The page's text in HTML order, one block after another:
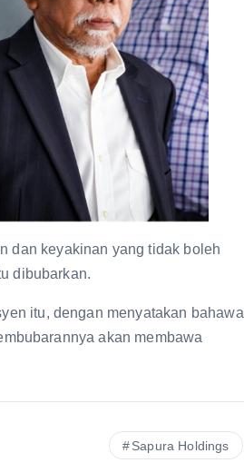
dan keyakinan yang tidak boleh
dibubarkan.
itu, dengan menyatakan bahawa
akan membawa
Sapura Holdings